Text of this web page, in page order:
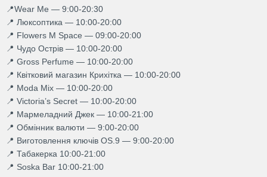
📍Wear Me — 9:00-20:30
📍 Люксоптика — 10:00-20:00
📍 Flowers M Space — 09:00-20:00
📍 Чудо Острів — 10:00-20:00
📍 Gross Perfume — 10:00-20:00
📍 Квітковий магазин Крихітка — 10:00-20:00
📍 Moda Mix — 10:00-20:00
📍 Victoria’s Secret — 10:00-20:00
📍 Мармеладний Джек — 10:00-21:00
📍 Обмінник валюти — 9:00-20:00
📍 Виготовлення ключів OS.9 — 9:00-20:00
📍 Табакерка 10:00-21:00
📍 Soska Bar 10:00-21:00